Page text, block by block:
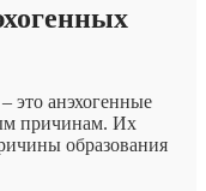
это анэхогенные
причинам. Их
образования